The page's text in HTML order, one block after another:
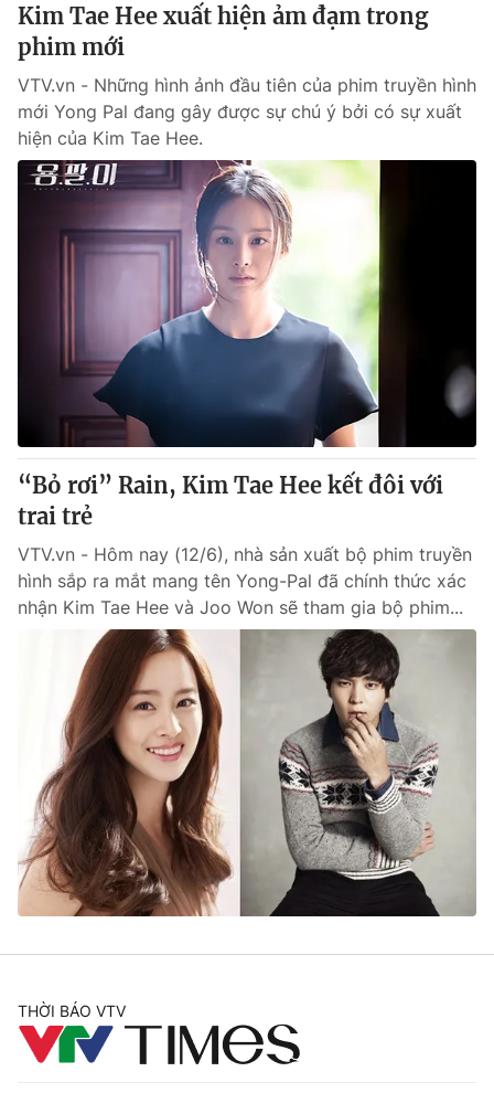
Kim Tae Hee xuất hiện ảm đạm trong
phim mới
VTV.vn - Những hình ảnh đầu tiên của phim truyền hình
mới Yong Pal đang gây được sự chú ý bởi có sự xuất
hiện của Kim Tae Hee.
“Bỏ rơi” Rain, Kim Tae Hee kết đôi với
trai trẻ
VTV.vn - Hôm nay (12/6), nhà sản xuất bộ phim truyền
hình sắp ra mắt mang tên Yong-Pal đã chính thức xác
nhận Kim Tae Hee và Joo Won sẽ tham gia bộ phim...
THỜI BÁO VTV